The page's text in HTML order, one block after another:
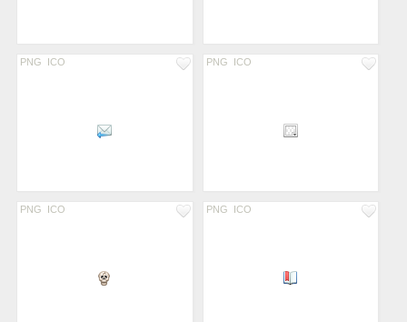
PNG ICO PNG ICO
PNG ICO PNG ICO